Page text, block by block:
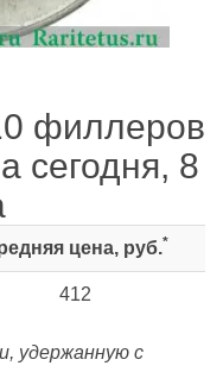
филлеров
сегодня, 8
цена, руб.*
412
удержанную с